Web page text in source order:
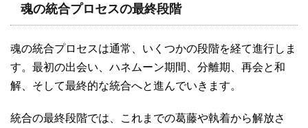
魂の統合プロセスの最終段階
魂の統合プロセスは通常、いくつかの段階を経て進行しま
す。最初の出会い、ハネムーン期間、分離期、再会と和
解、そして最終的な統合へと進んでいきます。
統合の最終段階では、これまでの葛藤や執着から解放さ